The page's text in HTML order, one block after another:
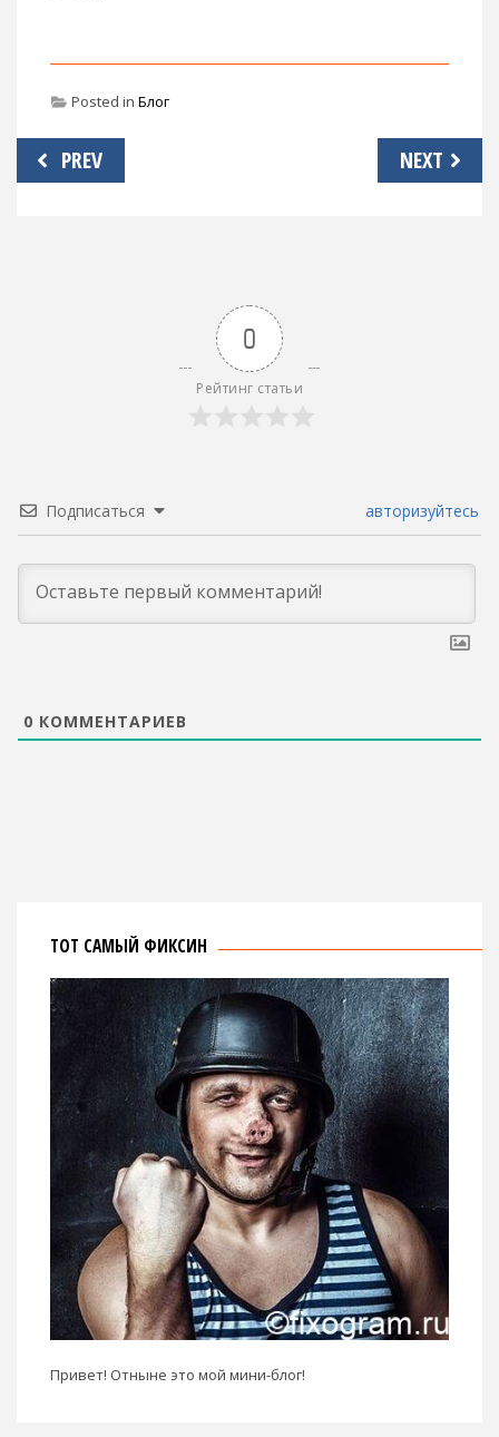
Posted in Блог
Навигация
по
PREV NEXT
0
Рейтинг статьи
Подписаться авторизуйтесь
0 КОММЕНТАРИЕВ
ТОТ САМЫЙ ФИКСИН
Привет! Отныне это мой мини-блог!